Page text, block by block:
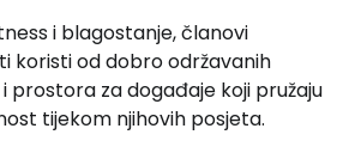
i blagostanje, članovi
koristi od dobro održavanih
prostora za događaje koji pružaju
tijekom njihovih posjeta.